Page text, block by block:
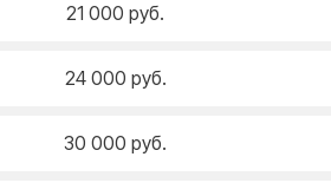
21 000 руб.
24 000 руб.
30 000 руб.